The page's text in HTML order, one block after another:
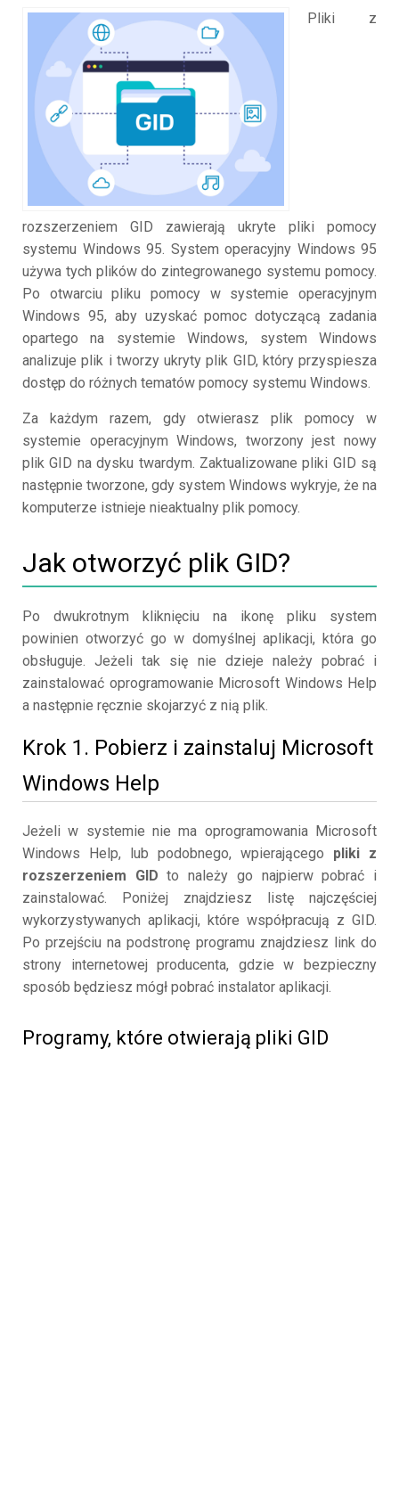
Pliki z
rozszerzeniem GID zawierają ukryte pliki pomocy
systemu Windows 95. System operacyjny Windows 95
używa tych plików do zintegrowanego systemu pomocy.
Po otwarciu pliku pomocy w systemie operacyjnym
Windows 95, aby uzyskać pomoc dotyczącą zadania
opartego na systemie Windows, system Windows
analizuje plik i tworzy ukryty plik GID, który przyspiesza
dostęp do różnych tematów pomocy systemu Windows.
Za każdym razem, gdy otwierasz plik pomocy w
systemie operacyjnym Windows, tworzony jest nowy
plik GID na dysku twardym. Zaktualizowane pliki GID są
następnie tworzone, gdy system Windows wykryje, że na
komputerze istnieje nieaktualny plik pomocy.
Jak otworzyć plik GID?
Po dwukrotnym kliknięciu na ikonę pliku system
powinien otworzyć go w domyślnej aplikacji, która go
obsługuje. Jeżeli tak się nie dzieje należy pobrać i
zainstalować oprogramowanie Microsoft Windows Help
a następnie ręcznie skojarzyć z nią plik.
Krok 1. Pobierz i zainstaluj Microsoft
Windows Help
Jeżeli w systemie nie ma oprogramowania Microsoft
Windows Help, lub podobnego, wpierającego pliki z
rozszerzeniem GID to należy go najpierw pobrać i
zainstalować. Poniżej znajdziesz listę najczęściej
wykorzystywanych aplikacji, które współpracują z GID.
Po przejściu na podstronę programu znajdziesz link do
strony internetowej producenta, gdzie w bezpieczny
sposób będziesz mógł pobrać instalator aplikacji.
Programy, które otwierają pliki GID